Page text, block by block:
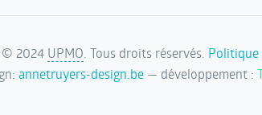
© 2024 UPMO . Tous droits réservés.
annetruyers-design.be — développement :